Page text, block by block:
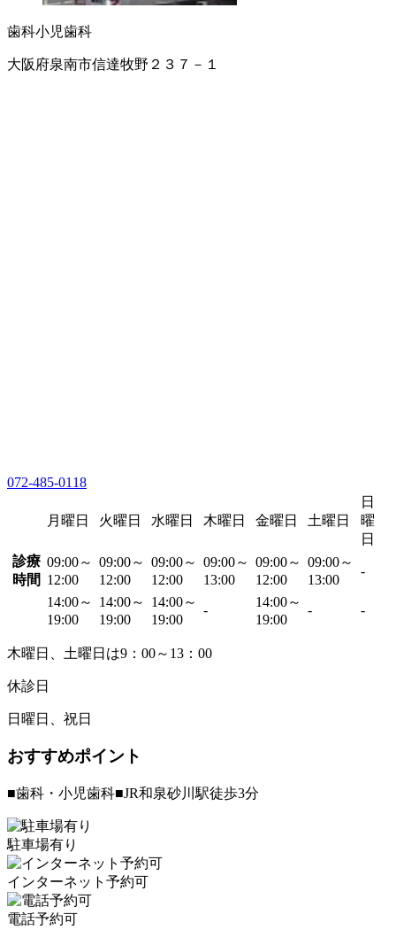
歯科小児歯科
大阪府泉南市信達牧野２３７－１
072-485-0118
月曜日 火曜日 水曜日 木曜日 金曜日 土曜日
日
曜
日
診療
時間
09:00～
12:00
09:00～
12:00
09:00～
12:00
09:00～
13:00
09:00～
12:00
09:00～
13:00
-
14:00～
19:00
14:00～
19:00
14:00～
19:00
-
14:00～
19:00
- -
木曜日、土曜日は9：00～13：00
休診日
日曜日、祝日
おすすめポイント
■歯科・小児歯科■JR和泉砂川駅徒歩3分
駐車場有り
インターネット予約可
電話予約可